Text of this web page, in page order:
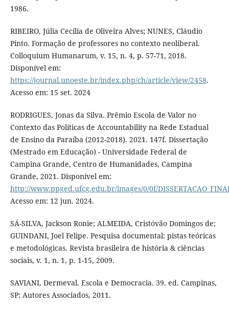
1986.
RIBEIRO, Júlia Cecília de Oliveira Alves; NUNES, Cláudio
Pinto. Formação de professores no contexto neoliberal.
Colloquium Humanarum, v. 15, n. 4, p. 57-71, 2018.
Disponível em:
https://journal.unoeste.br/index.php/ch/article/view/2458.
Acesso em: 15 set. 2024
RODRIGUES, Jonas da Silva. Prêmio Escola de Valor no
Contexto das Políticas de Accountability na Rede Estadual
de Ensino da Paraíba (2012-2018). 2021. 147f. Dissertação
(Mestrado em Educação) - Universidade Federal de
Campina Grande, Centro de Humanidades, Campina
Grande, 2021. Disponível em:
http://www.ppged.ufcg.edu.br/images/0/0f/
Acesso em: 12 jun. 2024.
SÁ-SILVA, Jackson Ronie; ALMEIDA, Cristóvão Domingos de;
GUINDANI, Joel Felipe. Pesquisa documental: pistas teóricas
e metodológicas. Revista brasileira de história & ciências
sociais, v. 1, n. 1, p. 1-15, 2009.
SAVIANI, Dermeval. Escola e Democracia. 39. ed. Campinas,
SP: Autores Associados, 2011.